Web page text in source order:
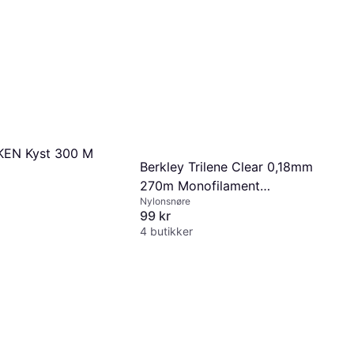
Kyst 300 M
Berkley Trilene Clear 0,18mm
270m Monofilament
Monofilament
Nylonsnøre
99 kr
4 butikker